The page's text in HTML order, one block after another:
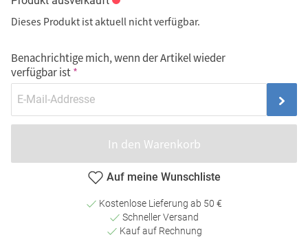
Dieses Produkt ist aktuell nicht verfügbar.
Benachrichtige mich, wenn der Artikel wieder
verfügbar ist
In den Warenkorb
Auf meine Wunschliste
Kostenlose Lieferung ab 50 €
Schneller Versand
Kauf auf Rechnung